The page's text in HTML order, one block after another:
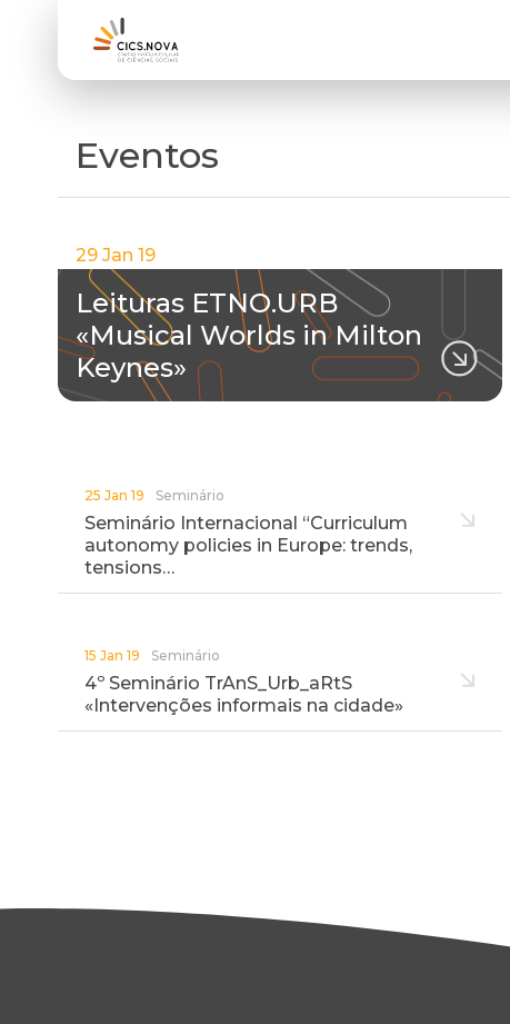
Eventos
29 Jan 19
Leituras ETNO.URB
«Musical Worlds in Milton
Keynes»
25 Jan 19 Seminário
Seminário Internacional “Curriculum
autonomy policies in Europe: trends,
tensions…
15 Jan 19 Seminário
4º Seminário TrAnS_Urb_aRtS
«Intervenções informais na cidade»